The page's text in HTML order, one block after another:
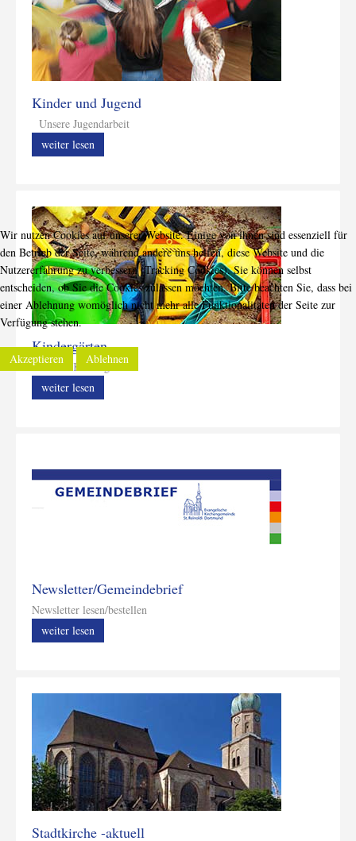
Kinder und Jugend
Unsere Jugendarbeit
weiter lesen
Kindergärten
Unsere Kindergärten
weiter lesen
Newsletter/Gemeindebrief
Newsletter lesen/bestellen
weiter lesen
Stadtkirche -aktuell
Wir nutzen Cookies auf unserer Website. Einige von ihnen sind essenziell für
den Betrieb der Seite, während andere uns helfen, diese Website und die
Nutzererfahrung zu verbessern (Tracking Cookies). Sie können selbst
entscheiden, ob Sie die Cookies zulassen möchten. Bitte beachten Sie, dass bei
einer Ablehnung womöglich nicht mehr alle Funktionalitäten der Seite zur
Verfügung stehen.
Akzeptieren Ablehnen